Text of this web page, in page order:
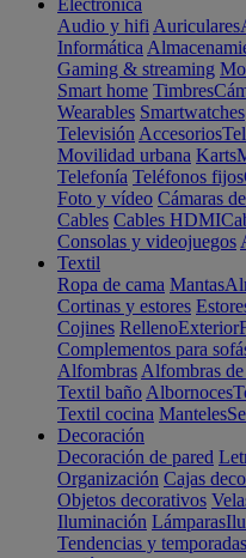
Electrónica
Audio y hifi Auriculares
Informática
Gaming & streaming
Smart home Timbres
Wearables Smartwatches
Televisión Accesorios
Movilidad urbana Karts
Telefonía Teléfonos fijos
Foto y vídeo Cámaras
Cables Cables HDMI
Consolas y videojuegos
Textil
Ropa de cama Mantas
Cortinas y estores
Cojines RellenoExterior
Complementos para
Alfombras Alfombras
Textil baño Albornoces
Textil cocina Manteles
Decoración
Decoración de pared
Organización Cajas
Objetos decorativos
Iluminación Lámparas
Tendencias y temporadas